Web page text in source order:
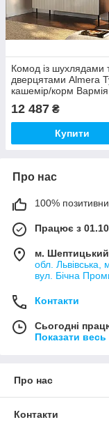
Комод із шухлядами
дверцятами Almera
кашемір/корм Вармія
12 487 ₴
Купити
Про нас
100%
Працює з
м. Шептицький
обл.
вул. Бічна
Контакти
Сьогодні
Показати
Про нас
Контакти